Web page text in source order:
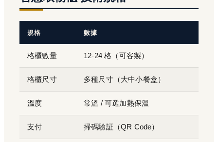
規格 數據
格櫃數量 12-24 格（可客製）
格櫃尺寸 多種尺寸（大中小餐盒）
溫度 常溫 / 可選加熱保溫
支付 掃碼驗証（QR Code）